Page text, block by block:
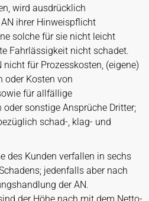
wird ausdrücklich
ihrer Hinweispflicht
solche für sie nicht leicht
Fahrlässigkeit nicht schadet.
für Prozesskosten, (eigene)
oder Kosten von
für allfällige
sonstige Ansprüche Dritter;
schad-, klag- und
des Kunden verfallen in sechs
jedenfalls aber nach
der AN.